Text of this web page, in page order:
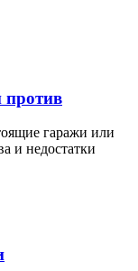
против
гаражи или
и недостатки